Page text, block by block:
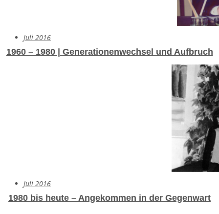
Juli 2016
1960 – 1980 | Generationenwechsel und Aufbruch
Juli 2016
1980 bis heute – Angekommen in der Gegenwart